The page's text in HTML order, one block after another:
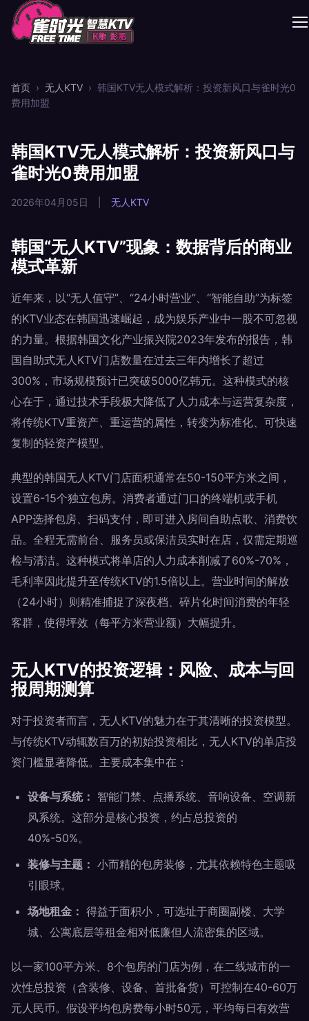
首页 › 无人KTV › 韩国KTV无人模式解析：投资新风口与雀时光0
费用加盟
韩国KTV无人模式解析：投资新风口与
雀时光0费用加盟
2026年04月05日 无人KTV
韩国“无人KTV”现象：数据背后的商业
模式革新
近年来，以“无人值守”、“24小时营业”、“智能自助”为标签
的KTV业态在韩国迅速崛起，成为娱乐产业中一股不可忽视
的力量。根据韩国文化产业振兴院2023年发布的报告，韩
国自助式无人KTV门店数量在过去三年内增长了超过
300%，市场规模预计已突破5000亿韩元。这种模式的核
心在于，通过技术手段极大降低了人力成本与运营复杂度，
将传统KTV重资产、重运营的属性，转变为标准化、可快速
复制的轻资产模型。
典型的韩国无人KTV门店面积通常在50-150平方米之间，
设置6-15个独立包房。消费者通过门口的终端机或手机
APP选择包房、扫码支付，即可进入房间自助点歌、消费饮
品。全程无需前台、服务员或保洁员实时在店，仅需定期巡
检与清洁。这种模式将单店的人力成本削减了60%-70%，
毛利率因此提升至传统KTV的1.5倍以上。营业时间的解放
（24小时）则精准捕捉了深夜档、碎片化时间消费的年轻
客群，使得坪效（每平方米营业额）大幅提升。
无人KTV的投资逻辑：风险、成本与回
报周期测算
对于投资者而言，无人KTV的魅力在于其清晰的投资模型。
与传统KTV动辄数百万的初始投资相比，无人KTV的单店投
资门槛显著降低。主要成本集中在：
设备与系统： 智能门禁、点播系统、音响设备、空调新
风系统。这部分是核心投资，约占总投资的
40%-50%。
装修与主题： 小而精的包房装修，尤其依赖特色主题吸
引眼球。
场地租金： 得益于面积小，可选址于商圈副楼、大学
城、公寓底层等租金相对低廉但人流密集的区域。
以一家100平方米、8个包房的门店为例，在二线城市的一
次性总投资（含装修、设备、首批备货）可控制在40-60万
元人民币。假设平均包房费每小时50元，平均每日有效营